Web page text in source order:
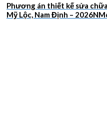
Phương án thiết kế sửa
Mỹ Lộc, Nam Định –